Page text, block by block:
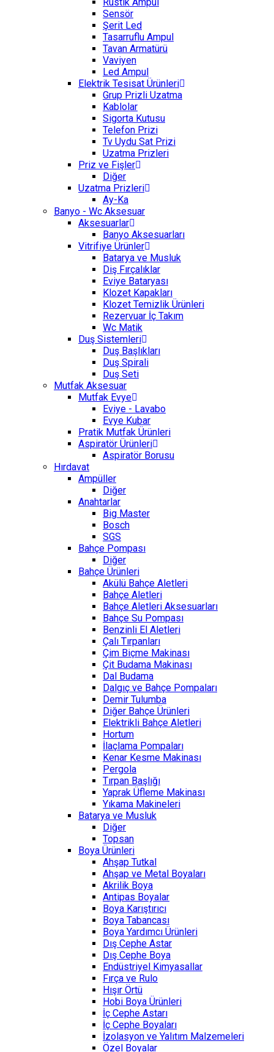
Sensör
Şerit Led
Tasarruflu Ampul
Tavan Armatürü
Vaviyen
Led Ampul
Elektrik Tesisat Ürünleri
Grup Prizli Uzatma
Kablolar
Sigorta Kutusu
Telefon Prizi
Tv Uydu Sat Prizi
Uzatma Prizleri
Priz ve Fişler
Diğer
Uzatma Prizleri
Ay-Ka
Banyo - Wc Aksesuar
Aksesuarlar
Banyo Aksesuarları
Vitrifiye Ürünler
Batarya ve Musluk
Diş Fırçalıklar
Eviye Bataryası
Klozet Kapakları
Klozet Temizlik Ürünleri
Rezervuar İç Takım
Wc Matik
Duş Sistemleri
Duş Başlıkları
Duş Spirali
Duş Seti
Mutfak Aksesuar
Mutfak Evye
Eviye - Lavabo
Evye Kubar
Pratik Mutfak Ürünleri
Aspiratör Ürünleri
Aspiratör Borusu
Hırdavat
Ampüller
Diğer
Anahtarlar
Big Master
Bosch
SGS
Bahçe Pompası
Diğer
Bahçe Ürünleri
Akülü Bahçe Aletleri
Bahçe Aletleri
Bahçe Aletleri Aksesuarları
Bahçe Su Pompası
Benzinli El Aletleri
Çalı Tırpanları
Çim Biçme Makinası
Çit Budama Makinası
Dal Budama
Dalgıç ve Bahçe Pompaları
Demir Tulumba
Diğer Bahçe Ürünleri
Elektrikli Bahçe Aletleri
Hortum
İlaçlama Pompaları
Kenar Kesme Makinası
Pergola
Tırpan Başlığı
Yaprak Üfleme Makinası
Yıkama Makineleri
Batarya ve Musluk
Diğer
Topsan
Boya Ürünleri
Ahşap Tutkal
Ahşap ve Metal Boyaları
Akrilik Boya
Antipas Boyalar
Boya Karıştırıcı
Boya Tabancası
Boya Yardımcı Ürünleri
Dış Cephe Astar
Dış Cephe Boya
Endüstriyel Kimyasallar
Fırça ve Rulo
Hışır Örtü
Hobi Boya Ürünleri
İç Cephe Astarı
İç Cephe Boyaları
İzolasyon ve Yalıtım Malzemeleri
Özel Boyalar